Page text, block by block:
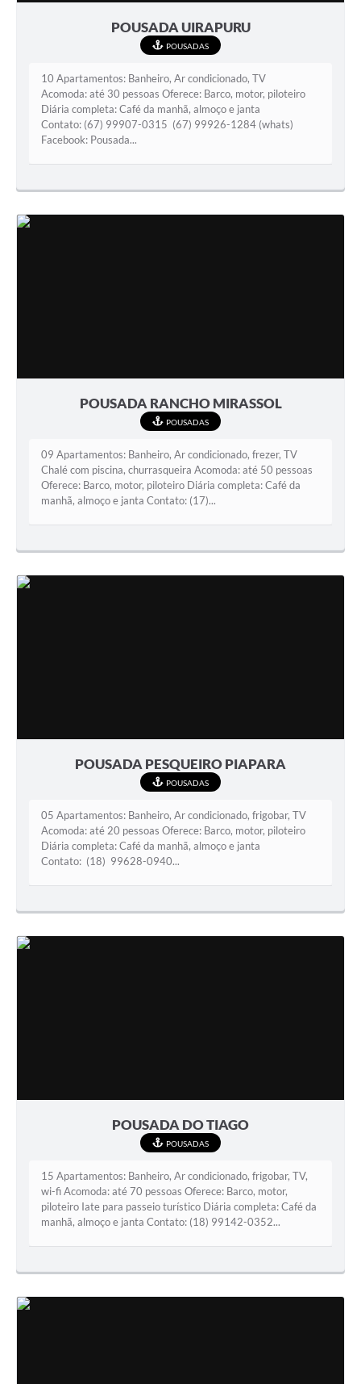
POUSADA UIRAPURU
POUSADAS
10 Apartamentos: Banheiro, Ar condicionado, TV
Acomoda: até 30 pessoas Oferece: Barco, motor, piloteiro
Diária completa: Café da manhã, almoço e janta
Contato: (67) 99907-0315 (67) 99926-1284 (whats)
Facebook: Pousada...
POUSADA RANCHO MIRASSOL
POUSADAS
09 Apartamentos: Banheiro, Ar condicionado, frezer, TV
Chalé com piscina, churrasqueira Acomoda: até 50 pessoas
Oferece: Barco, motor, piloteiro Diária completa: Café da
manhã, almoço e janta Contato: (17)...
POUSADA PESQUEIRO PIAPARA
POUSADAS
05 Apartamentos: Banheiro, Ar condicionado, frigobar, TV
Acomoda: até 20 pessoas Oferece: Barco, motor, piloteiro
Diária completa: Café da manhã, almoço e janta
Contato: (18) 99628-0940...
POUSADA DO TIAGO
POUSADAS
15 Apartamentos: Banheiro, Ar condicionado, frigobar, TV,
wi-fi Acomoda: até 70 pessoas Oferece: Barco, motor,
piloteiro Iate para passeio turístico Diária completa: Café da
manhã, almoço e janta Contato: (18) 99142-0352...